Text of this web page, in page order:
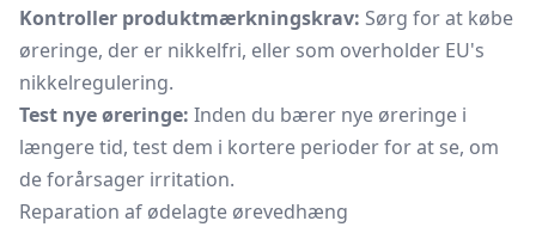
Kontroller produktmærkningskrav: Sørg for at købe
øreringe, der er nikkelfri, eller som overholder EU's
nikkelregulering.
Test nye øreringe: Inden du bærer nye øreringe i
længere tid, test dem i kortere perioder for at se, om
de forårsager irritation.
Reparation af ødelagte ørevedhæng